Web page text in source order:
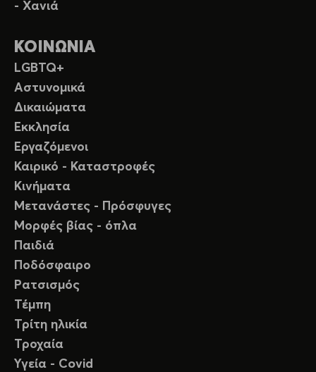
- Χανιά
ΚΟΙΝΩΝΙΑ
LGBTQ+
Αστυνομικά
Δικαιώματα
Εκκλησία
Εργαζόμενοι
Καιρικό - Καταστροφές
Κινήματα
Μετανάστες - Πρόσφυγες
Μορφές βίας - όπλα
Παιδιά
Ποδόσφαιρο
Ρατσισμός
Τέμπη
Τρίτη ηλικία
Τροχαία
Υγεία - Covid